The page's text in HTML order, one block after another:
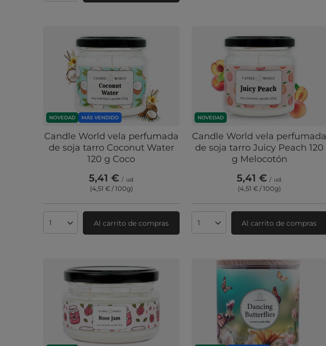
NOVEDAD MÁS VENDIDO
Candle World vela perfumada
de soja tarro Coconut Water
120 g Coco
5,41 € / ud.
(4,51 € / 100g)
Cantidad de productosAl carrito de compras
NOVEDAD
Candle World vela perfumada
de soja tarro Juicy Peach 120
g Melocotón
5,41 € / ud.
(4,51 € / 100g)
Cantidad de productosAl carrito de compras